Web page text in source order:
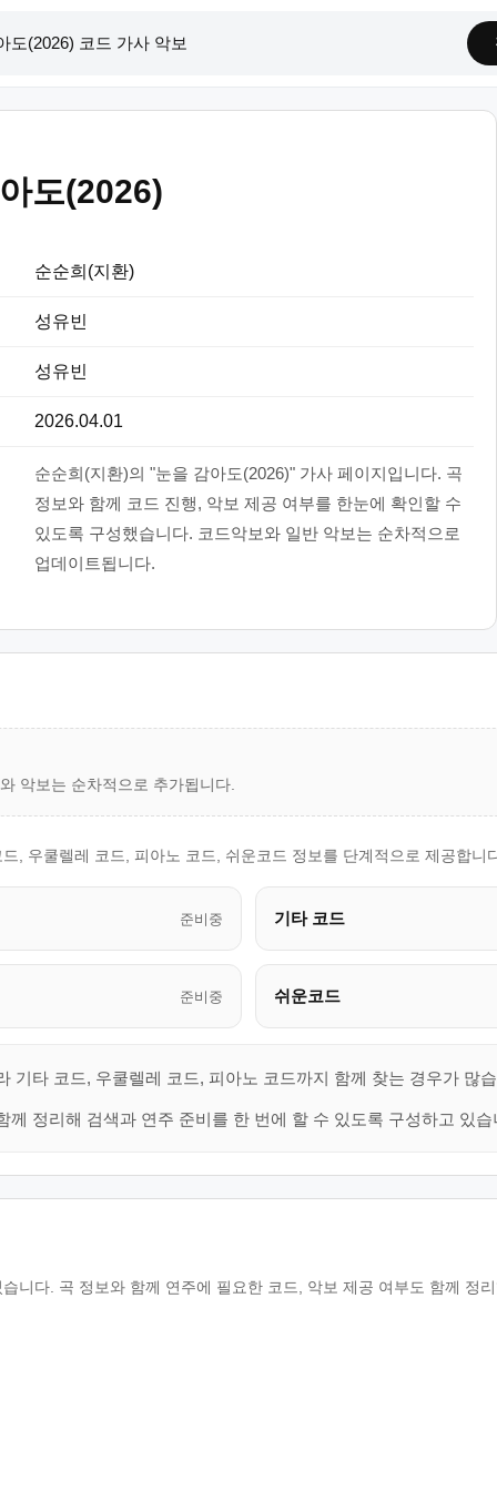
도(2026)
순순희(지환)
성유빈
성유빈
2026.04.01
순순희(지환)의 "눈을 감아도(2026)" 가사 페이지입니다. 곡
정보와 함께 코드 진행, 악보 제공 여부를 한눈에 확인할 수
있도록 구성했습니다. 코드악보와 일반 악보는 순차적으로
업데이트됩니다.
악보는 순차적으로 추가됩니다.
, 우쿨렐레 코드, 피아노 코드, 쉬운코드 정보를 단계적으로 제공합니
준비중 기타 코드
준비중 쉬운코드
기타 코드, 우쿨렐레 코드, 피아노 코드까지 함께 찾는 경우가 많
정리해 검색과 연주 준비를 한 번에 할 수 있도록 구성하고 있습
니다. 곡 정보와 함께 연주에 필요한 코드, 악보 제공 여부도 함께 정리